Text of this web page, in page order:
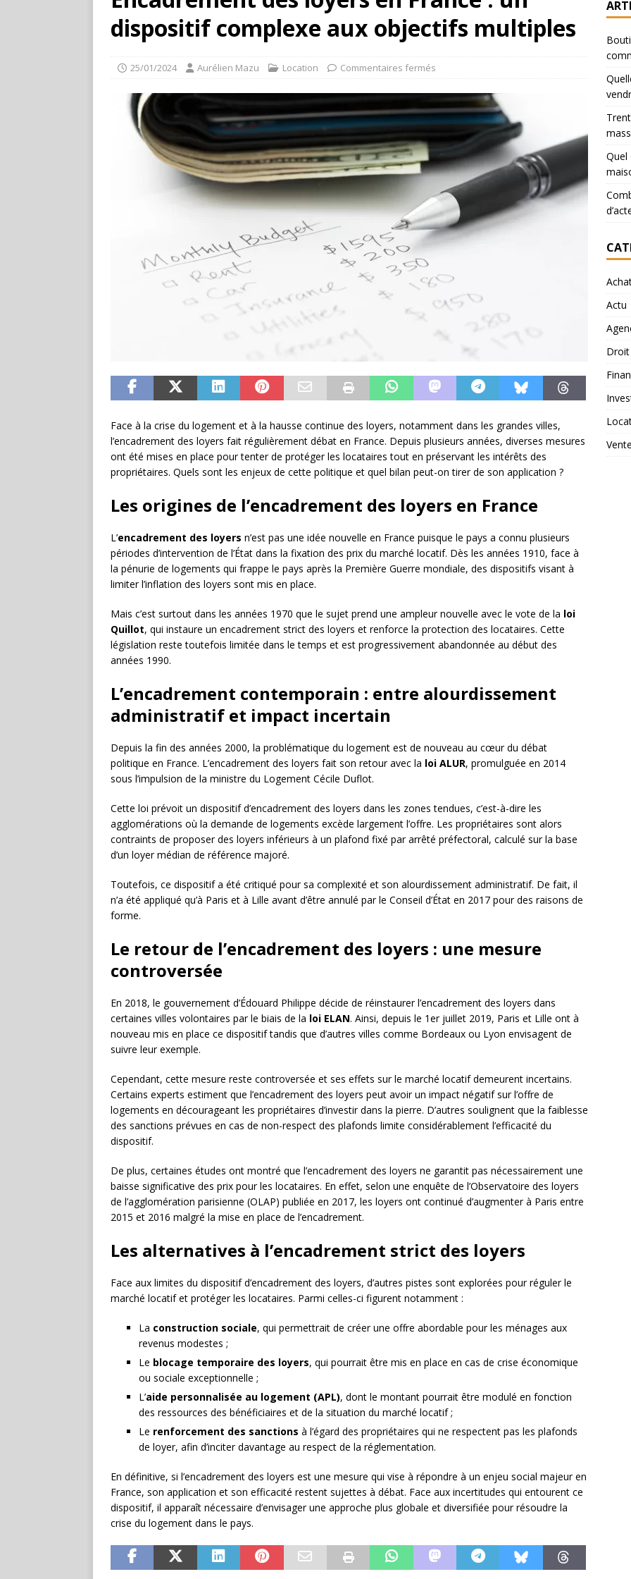
dispositif complexe aux objectifs multiples
25/01/2024 Aurélien Mazu Location Commentaires fermés
Face à la crise du logement et à la hausse continue des loyers, notamment dans les grandes villes,
l’encadrement des loyers fait régulièrement débat en France. Depuis plusieurs années, diverses mesures
ont été mises en place pour tenter de protéger les locataires tout en préservant les intérêts des
propriétaires. Quels sont les enjeux de cette politique et quel bilan peut-on tirer de son application ?
Les origines de l’encadrement des loyers en France
L’encadrement des loyers n’est pas une idée nouvelle en France puisque le pays a connu plusieurs
périodes d’intervention de l’État dans la fixation des prix du marché locatif. Dès les années 1910, face à
la pénurie de logements qui frappe le pays après la Première Guerre mondiale, des dispositifs visant à
limiter l’inflation des loyers sont mis en place.
Mais c’est surtout dans les années 1970 que le sujet prend une ampleur nouvelle avec le vote de la loi
Quillot, qui instaure un encadrement strict des loyers et renforce la protection des locataires. Cette
législation reste toutefois limitée dans le temps et est progressivement abandonnée au début des
années 1990.
L’encadrement contemporain : entre alourdissement
administratif et impact incertain
Depuis la fin des années 2000, la problématique du logement est de nouveau au cœur du débat
politique en France. L’encadrement des loyers fait son retour avec la loi ALUR, promulguée en 2014
sous l’impulsion de la ministre du Logement Cécile Duflot.
Cette loi prévoit un dispositif d’encadrement des loyers dans les zones tendues, c’est-à-dire les
agglomérations où la demande de logements excède largement l’offre. Les propriétaires sont alors
contraints de proposer des loyers inférieurs à un plafond fixé par arrêté préfectoral, calculé sur la base
d’un loyer médian de référence majoré.
Toutefois, ce dispositif a été critiqué pour sa complexité et son alourdissement administratif. De fait, il
n’a été appliqué qu’à Paris et à Lille avant d’être annulé par le Conseil d’État en 2017 pour des raisons de
forme.
Le retour de l’encadrement des loyers : une mesure
controversée
En 2018, le gouvernement d’Édouard Philippe décide de réinstaurer l’encadrement des loyers dans
certaines villes volontaires par le biais de la loi ELAN. Ainsi, depuis le 1er juillet 2019, Paris et Lille ont à
nouveau mis en place ce dispositif tandis que d’autres villes comme Bordeaux ou Lyon envisagent de
suivre leur exemple.
Cependant, cette mesure reste controversée et ses effets sur le marché locatif demeurent incertains.
Certains experts estiment que l’encadrement des loyers peut avoir un impact négatif sur l’offre de
logements en décourageant les propriétaires d’investir dans la pierre. D’autres soulignent que la faiblesse
des sanctions prévues en cas de non-respect des plafonds limite considérablement l’efficacité du
dispositif.
De plus, certaines études ont montré que l’encadrement des loyers ne garantit pas nécessairement une
baisse significative des prix pour les locataires. En effet, selon une enquête de l’Observatoire des loyers
de l’agglomération parisienne (OLAP) publiée en 2017, les loyers ont continué d’augmenter à Paris entre
2015 et 2016 malgré la mise en place de l’encadrement.
Les alternatives à l’encadrement strict des loyers
Face aux limites du dispositif d’encadrement des loyers, d’autres pistes sont explorées pour réguler le
marché locatif et protéger les locataires. Parmi celles-ci figurent notamment :
La construction sociale, qui permettrait de créer une offre abordable pour les ménages aux
revenus modestes ;
Le blocage temporaire des loyers, qui pourrait être mis en place en cas de crise économique
ou sociale exceptionnelle ;
L’aide personnalisée au logement (APL), dont le montant pourrait être modulé en fonction
des ressources des bénéficiaires et de la situation du marché locatif ;
Le renforcement des sanctions à l’égard des propriétaires qui ne respectent pas les plafonds
de loyer, afin d’inciter davantage au respect de la réglementation.
En définitive, si l’encadrement des loyers est une mesure qui vise à répondre à un enjeu social majeur en
France, son application et son efficacité restent sujettes à débat. Face aux incertitudes qui entourent ce
dispositif, il apparaît nécessaire d’envisager une approche plus globale et diversifiée pour résoudre la
crise du logement dans le pays.
Quel
Actu
Droit
Vente